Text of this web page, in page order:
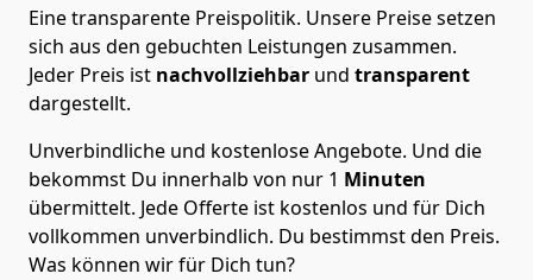
Eine transparente Preispolitik. Unsere Preise setzen
sich aus den gebuchten Leistungen zusammen.
Jeder Preis ist nachvollziehbar und transparent
dargestellt.
Unverbindliche und kostenlose Angebote. Und die
bekommst Du innerhalb von nur 1 Minuten
übermittelt. Jede Offerte ist kostenlos und für Dich
vollkommen unverbindlich. Du bestimmst den Preis.
Was können wir für Dich tun?